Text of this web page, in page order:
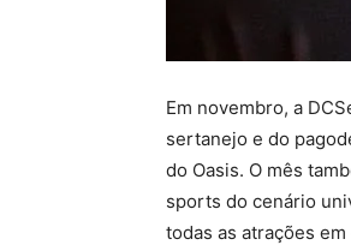
Em novembro, a
sertanejo e do
do Oasis. O mês
sports do cenário
todas as atrações